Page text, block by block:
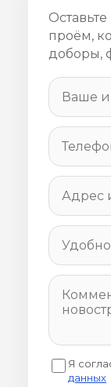
проём,
доборы,
Я
данных